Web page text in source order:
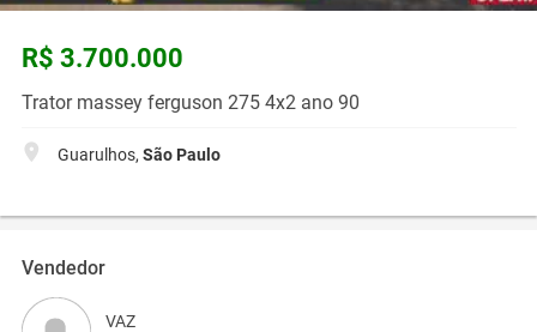
R$ 3.700.000
Trator massey ferguson 275 4x2 ano 90
Guarulhos, São Paulo
Vendedor
VAZ